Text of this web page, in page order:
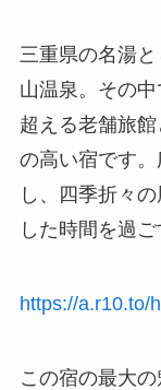
三重県の名湯
山温泉。その中
超える老舗旅
の高い宿です
し、四季折々
した時間を過ご
https://a.r10.to/
この宿の最大